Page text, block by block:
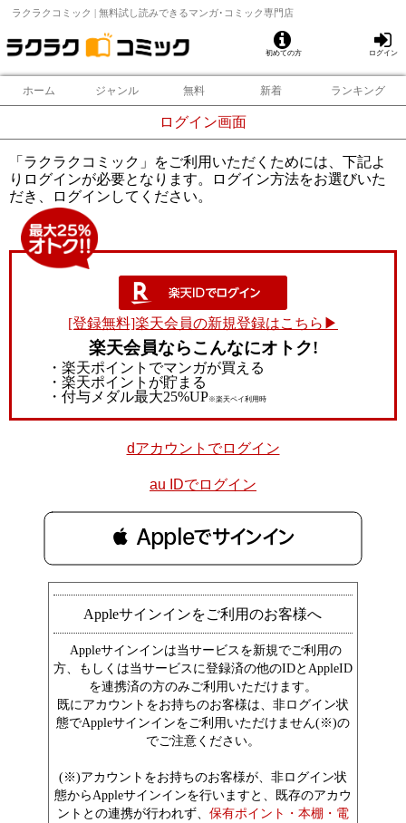
ラクラクコミック | 無料試し読みできるマンガ･コミック専門店
初めての方 ログイン
ホーム ジャンル 無料 新着 ランキング
ログイン画面
「ラクラクコミック」をご利用いただくためには、下記よ
りログインが必要となります。ログイン方法をお選びいた
だき、ログインしてください。
[登録無料]楽天会員の新規登録はこちら▶
楽天会員ならこんなにオトク!
・楽天ポイントでマンガが買える
・楽天ポイントが貯まる
・付与メダル最大25%UP※楽天ペイ利用時
dアカウントでログイン
au IDでログイン
 Appleでサインイン
Appleサインインをご利用のお客様へ
Appleサインインは当サービスを新規でご利用の
方、もしくは当サービスに登録済の他のIDとAppleID
を連携済の方のみご利用いただけます。
既にアカウントをお持ちのお客様は、非ログイン状
態でAppleサインインをご利用いただけません(※)の
でご注意ください。
(※)アカウントをお持ちのお客様が、非ログイン状
態からAppleサインインを行いますと、既存のアカウ
ントとの連携が行われず、 保有ポイント・本棚・電